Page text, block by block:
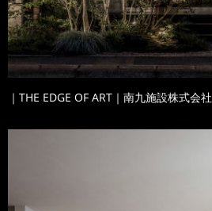
｜THE EDGE OF ART｜南九施設株式会社